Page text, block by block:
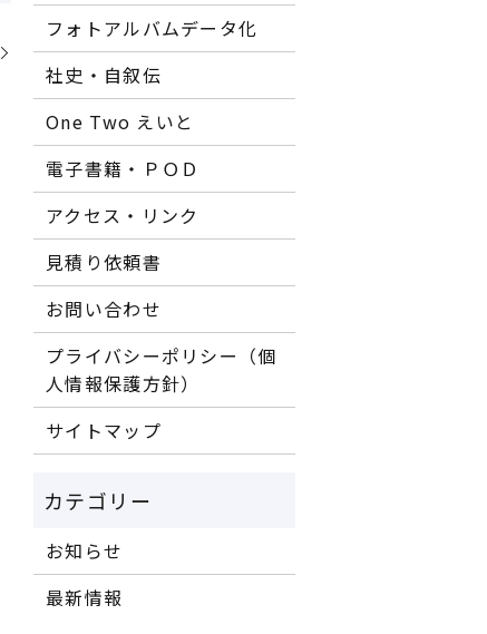
フォトアルバムデータ化
社史・自叙伝
One Two えいと
電子書籍・ＰＯＤ
アクセス・リンク
見積り依頼書
お問い合わせ
プライバシーポリシー（個
人情報保護方針）
サイトマップ
お知らせ
最新情報